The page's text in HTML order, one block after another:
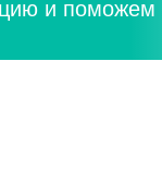
и поможем